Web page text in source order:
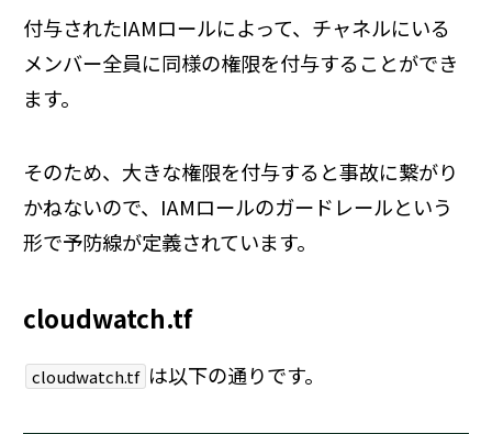
付与されたIAMロールによって、チャネルにいる
メンバー全員に同様の権限を付与することができ
ます。
そのため、大きな権限を付与すると事故に繋がり
かねないので、IAMロールのガードレールという
形で予防線が定義されています。
cloudwatch.tf
cloudwatch.tf は以下の通りです。